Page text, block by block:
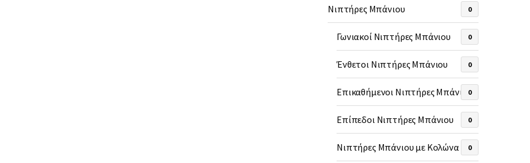
Νιπτήρες Μπάνιου 0
Γωνιακοί Νιπτήρες Μπάνιου 0
Ένθετοι Νιπτήρες Μπάνιου 0
Επικαθήμενοι Νιπτήρες Μπάνιου
0
Επίπεδοι Νιπτήρες Μπάνιου 0
Νιπτήρες Μπάνιου με Κολώνα 0